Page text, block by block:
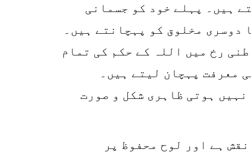
ہیں۔ پہلے خود کو جسمانی
دوسری مخلوق کو پہچانتے ہیں۔
رخ میں اللہ کے حکم کی تمام
معرفت پہچان لیتے ہیں۔
ہوتی ظاہری شکل و صورت
ہے اور لوح محفوظ پر